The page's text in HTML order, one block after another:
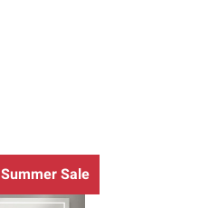
Summer Sale